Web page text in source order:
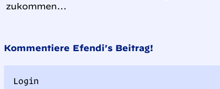
zukommen…
Kommentiere Efendi's Beitrag!
Login